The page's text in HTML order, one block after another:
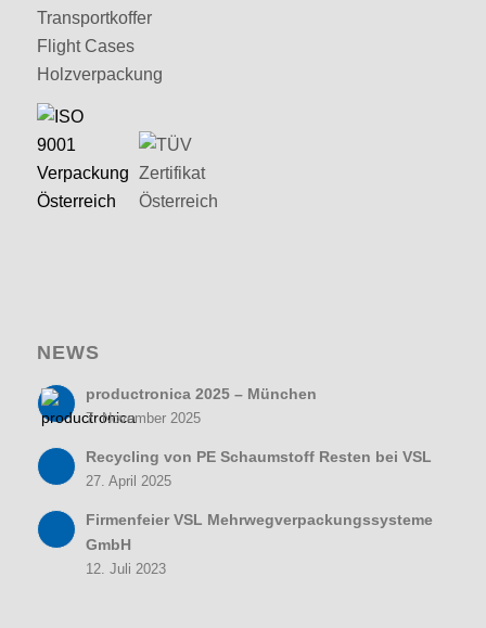
Transportkoffer
Flight Cases
Holzverpackung
NEWS
productronica 2025 – München
7. November 2025
Recycling von PE Schaumstoff Resten bei VSL
27. April 2025
Firmenfeier VSL Mehrwegverpackungssysteme
GmbH
12. Juli 2023